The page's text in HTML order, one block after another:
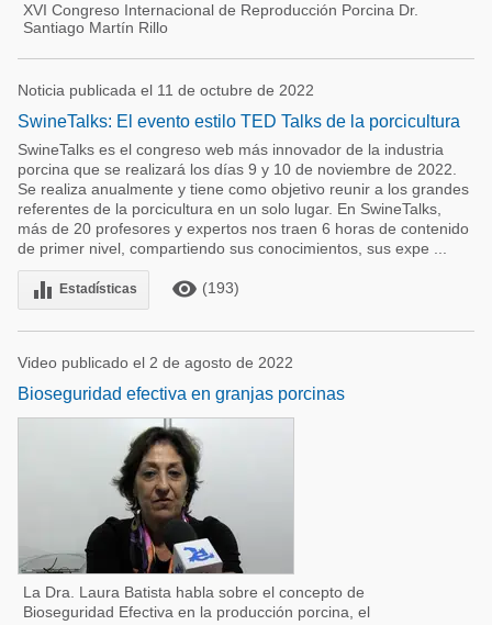
XVI Congreso Internacional de Reproducción Porcina Dr.
Santiago Martín Rillo
Noticia publicada el 11 de octubre de 2022
SwineTalks: El evento estilo TED Talks de la porcicultura
SwineTalks es el congreso web más innovador de la industria
porcina que se realizará los días 9 y 10 de noviembre de 2022.
Se realiza anualmente y tiene como objetivo reunir a los grandes
referentes de la porcicultura en un solo lugar. En SwineTalks,
más de 20 profesores y expertos nos traen 6 horas de contenido
de primer nivel, compartiendo sus conocimientos, sus expe ...
equalizer Estadísticas remove_red_eye (193)
Video publicado el 2 de agosto de 2022
Bioseguridad efectiva en granjas porcinas
La Dra. Laura Batista habla sobre el concepto de
Bioseguridad Efectiva en la producción porcina, el